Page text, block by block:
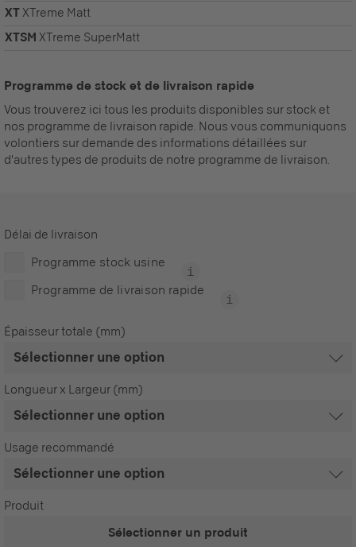
XTXTreme Matt
XTSM XTreme SuperMatt
Programme de stock et de livraison rapide
Vous trouverez ici tous les produits disponibles sur stock et
nos programme de livraison rapide. Nous vous communiquons
volontiers sur demande des informations détaillées sur
d'autres types de produits de notre programme de livraison.
Délai de livraison
Programme stock usine
Programme de livraison rapide
Épaisseur totale (mm)
Longueur x Largeur (mm)
Usage recommandé
Produit
Sélectionner un produit